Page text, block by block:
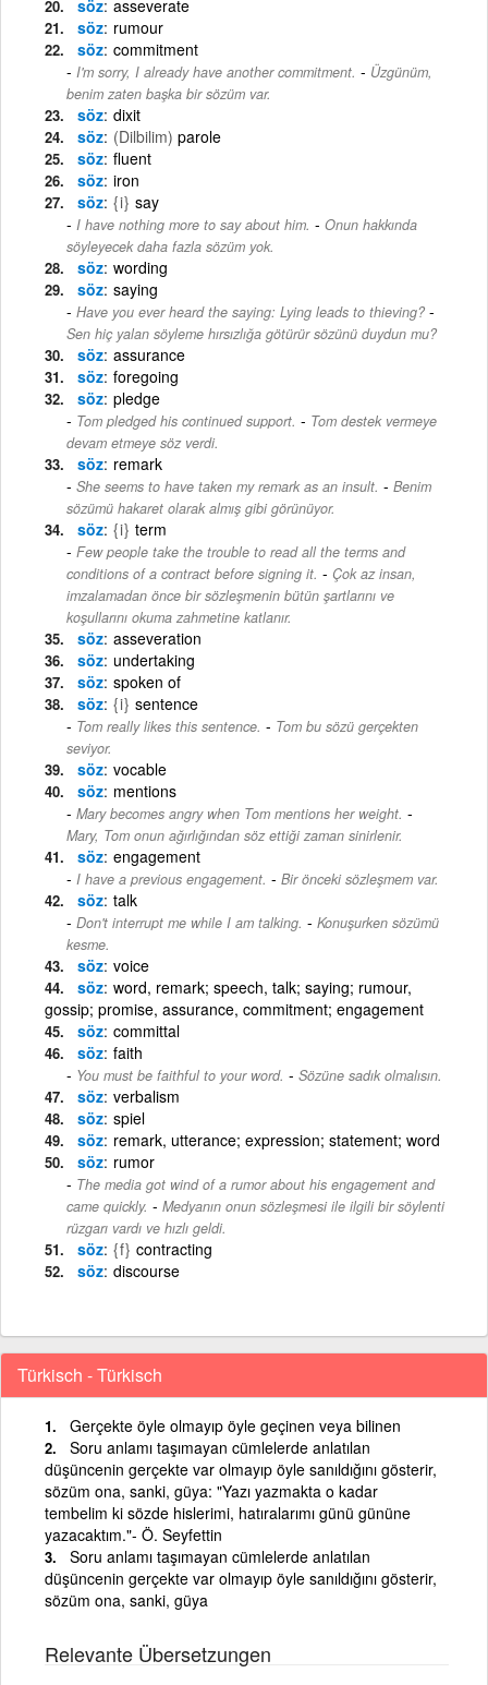
söz asseverate
söz rumour
söz commitment
I'm sorry, I already have another commitment. - Üzgünüm,
benim zaten başka bir sözüm var.
söz dixit
söz (Dilbilim) parole
söz fluent
söz iron
söz {i} say
I have nothing more to say about him. - Onun hakkında
söyleyecek daha fazla sözüm yok.
söz wording
söz saying
Have you ever heard the saying: Lying leads to thieving? -
Sen hiç yalan söyleme hırsızlığa götürür sözünü duydun mu?
söz assurance
söz foregoing
söz pledge
Tom pledged his continued support. - Tom destek vermeye
devam etmeye söz verdi.
söz remark
She seems to have taken my remark as an insult. - Benim
sözümü hakaret olarak almış gibi görünüyor.
söz {i} term
Few people take the trouble to read all the terms and
conditions of a contract before signing it. - Çok az insan,
imzalamadan önce bir sözleşmenin bütün şartlarını ve
koşullarını okuma zahmetine katlanır.
söz asseveration
söz undertaking
söz spoken of
söz {i} sentence
Tom really likes this sentence. - Tom bu sözü gerçekten
seviyor.
söz vocable
söz mentions
Mary becomes angry when Tom mentions her weight. -
Mary, Tom onun ağırlığından söz ettiği zaman sinirlenir.
söz engagement
I have a previous engagement. - Bir önceki sözleşmem var.
söz talk
Don't interrupt me while I am talking. - Konuşurken sözümü
kesme.
söz voice
söz word, remark; speech, talk; saying; rumour,
gossip; promise, assurance, commitment; engagement
söz committal
söz faith
You must be faithful to your word. - Sözüne sadık olmalısın.
söz verbalism
söz spiel
söz remark, utterance; expression; statement; word
söz rumor
The media got wind of a rumor about his engagement and
came quickly. - Medyanın onun sözleşmesi ile ilgili bir söylenti
rüzgarı vardı ve hızlı geldi.
söz {f} contracting
söz discourse
Türkisch - Türkisch
Gerçekte öyle olmayıp öyle geçinen veya bilinen
Soru anlamı taşımayan cümlelerde anlatılan
düşüncenin gerçekte var olmayıp öyle sanıldığını gösterir,
sözüm ona, sanki, güya: "Yazı yazmakta o kadar
tembelim ki sözde hislerimi, hatıralarımı günü gününe
yazacaktım."- Ö. Seyfettin
Soru anlamı taşımayan cümlelerde anlatılan
düşüncenin gerçekte var olmayıp öyle sanıldığını gösterir,
sözüm ona, sanki, güya
Relevante Übersetzungen